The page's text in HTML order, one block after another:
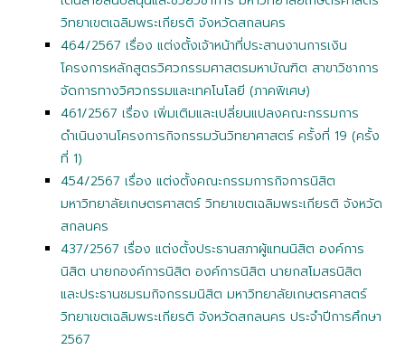
วิทยาเขตเฉลิมพระเกียรติ จังหวัดสกลนคร
464/2567 เรื่อง แต่งตั้งเจ้าหน้าที่ประสานงานการเงิน
โครงการหลักสูตรวิศวกรรมศาสตรมหาบัณฑิต สาขาวิชาการ
จัดการทางวิศวกรรมและเทคโนโลยี (ภาคพิเศษ)
461/2567 เรื่อง เพิ่มเติมและเปลี่ยนแปลงคณะกรรมการ
ดำเนินงานโครงการกิจกรรมวันวิทยาศาสตร์ ครั้งที่ 19 (ครั้ง
ที่ 1)
454/2567 เรื่อง แต่งตั้งคณะกรรมการกิจการนิสิต
มหาวิทยาลัยเกษตรศาสตร์ วิทยาเขตเฉลิมพระเกียรติ จังหวัด
สกลนคร
437/2567 เรื่อง แต่งตั้งประธานสภาผู้แทนนิสิต องค์การ
นิสิต นายกองค์การนิสิต องค์การนิสิต นายกสโมสรนิสิต
และประธานชมรมกิจกรรมนิสิต มหาวิทยาลัยเกษตรศาสตร์
วิทยาเขตเฉลิมพระเกียรติ จังหวัดสกลนคร ประจำปีการศึกษา
2567